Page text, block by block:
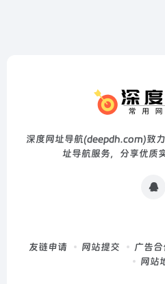
深度网址导航(deepdh.com)致
址导航服务，分享优质
友链申请 网站提交 广告合
网站